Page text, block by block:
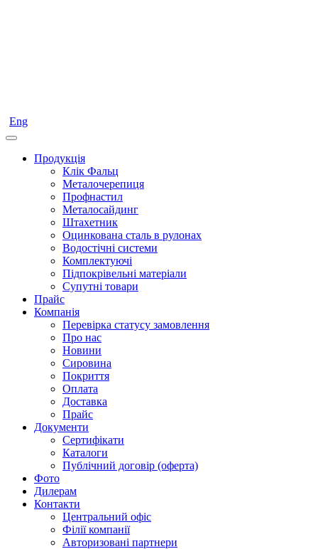
Eng
Продукція
Клік Фальц
Металочерепиця
Профнастил
Металосайдинг
Штахетник
Оцинкована сталь в рулонах
Водостічні системи
Комплектуючі
Підпокрівельні матеріали
Супутні товари
Прайс
Компанія
Перевірка статусу замовлення
Про нас
Новини
Сировина
Покриття
Оплата
Доставка
Прайс
Документи
Сертифікати
Каталоги
Публічний договір (оферта)
Фото
Дилерам
Контакти
Центральний офіс
Філії компанії
Авторизовані партнери